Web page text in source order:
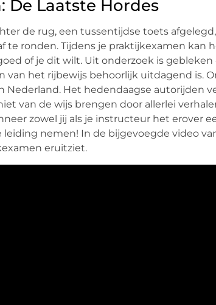
De Laatste Hordes
de rug, een tussentijdse toets
te ronden. Tijdens je praktijkexamen kan
of je dit wilt. Uit onderzoek is
van het rijbewijs behoorlijk uitdagend is.
Nederland. Het hedendaagse autorijden
van de wijs brengen door allerlei
zowel jij als je instructeur het erover
leiding nemen! In de bijgevoegde video
eruitziet.